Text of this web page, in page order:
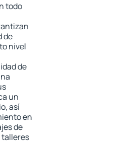
todo
de
nivel
de
un
así
en
de
talleres